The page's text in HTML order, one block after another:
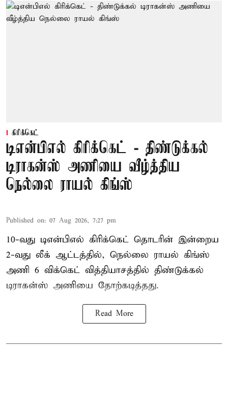
கிரிக்கெட்
டிஎன்பிஎல் கிரிக்கெட் - திண்டுக்கல்
டிராகன்ஸ் அணியை வீழ்த்திய
நெல்லை ராயல் கிங்ஸ்
Published on: 07 Aug 2026, 7:27 pm
10-வது டிஎன்பிஎல் கிரிக்கெட் தொடரின் இன்றைய
2-வது லீக் ஆட்டத்தில், நெல்லை ராயல் கிங்ஸ்
அணி 6 விக்கெட் வித்தியாசத்தில் திண்டுக்கல்
டிராகன்ஸ் அணியை தோற்கடித்தது.
Read More